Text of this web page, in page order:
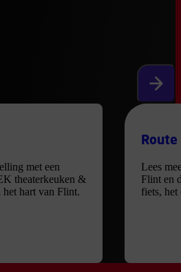
met een
theaterkeuken &
het hart van Flint.
Lees
Flint en
fiets, het